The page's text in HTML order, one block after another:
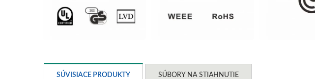
SÚVISIACE PRODUKTY SÚBORY NA STIAHNUTIE